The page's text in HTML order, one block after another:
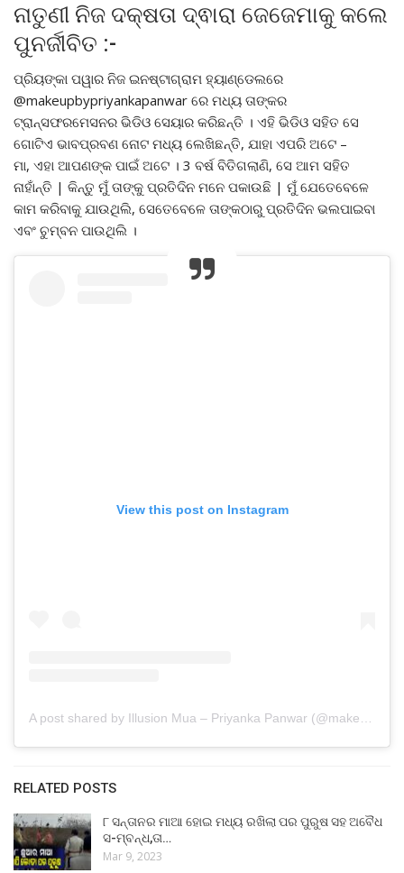
ନାତୁଣୀ ନିଜ ଦକ୍ଷତା ଦ୍ଵାରା ଜେଜେମାକୁ କଲେ
ପୁନର୍ଜୀବିତ :-
ପ୍ରିୟଙ୍କା ପୱାର ନିଜ ଇନଷ୍ଟାଗ୍ରାମ ହ୍ୟାଣ୍ଡେଲରେ
@makeupbypriyankapanwar ରେ ମଧ୍ୟ ତାଙ୍କର
ଟ୍ରାନ୍ସଫରମେସନର ଭିଡିଓ ସେୟାର କରିଛନ୍ତି । ଏହି ଭିଡିଓ ସହିତ ସେ
ଗୋଟିଏ ଭାବପ୍ରବଣ ନୋଟ ମଧ୍ୟ ଲେଖିଛନ୍ତି, ଯାହା ଏପରି ଅଟେ –
ମା, ଏହା ଆପଣଙ୍କ ପାଇଁ ଅଟେ । 3 ବର୍ଷ ବିତିଗଲାଣି, ସେ ଆମ ସହିତ
ନାହାଁନ୍ତି | କିନ୍ତୁ ମୁଁ ତାଙ୍କୁ ପ୍ରତିଦିନ ମନେ ପକାଉଛି | ମୁଁ ଯେତେବେଳେ
କାମ କରିବାକୁ ଯାଉଥିଲି, ସେତେବେଳେ ତାଙ୍କଠାରୁ ପ୍ରତିଦିନ ଭଲପାଇବା
ଏବଂ ଚୁମ୍ବନ ପାଉଥିଲି ।
View this post on Instagram
RELATED POSTS
୮ ସନ୍ତାନର ମାଆ ହୋଇ ମଧ୍ୟ ରଖିଲା ପର ପୁରୁଷ ସହ ଅବୈଧ
ସ-ମ୍ବନ୍ଧ,ତା…
Mar 9, 2023